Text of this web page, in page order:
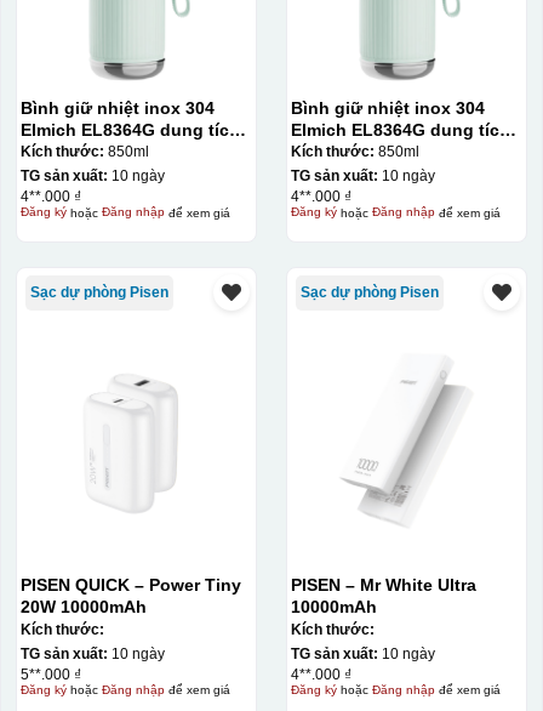
Bình giữ nhiệt inox 304
Elmich EL8364G dung tích
850ml
Kích thước: 850ml
TG sản xuất: 10 ngày
4**.000 ₫
Đăng kýhoặc Đăng nhậpđể xem giá
Bình giữ nhiệt inox 304
Elmich EL8364G dung tích
850ml
Kích thước: 850ml
TG sản xuất: 10 ngày
4**.000 ₫
Đăng kýhoặc Đăng nhậpđể xem giá
Sạc dự phòng Pisen
PISEN QUICK – Power Tiny
20W 10000mAh
Kích thước:
TG sản xuất: 10 ngày
5**.000 ₫
Đăng kýhoặc Đăng nhậpđể xem giá
Sạc dự phòng Pisen
PISEN – Mr White Ultra
10000mAh
Kích thước:
TG sản xuất: 10 ngày
4**.000 ₫
Đăng kýhoặc Đăng nhậpđể xem giá